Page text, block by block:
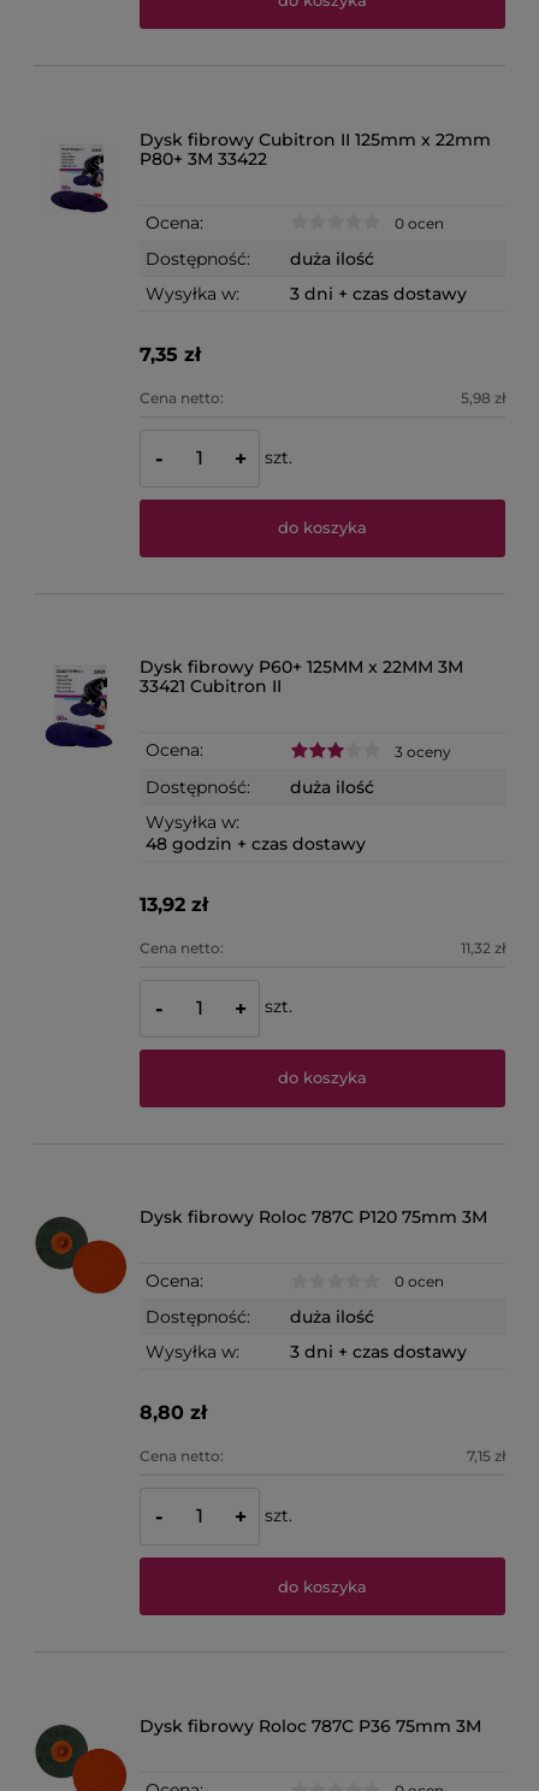
Dysk fibrowy Cubitron II 125mm x 22mm
P80+ 3M 33422
Ocena: 0 ocen
Dostępność:
duża ilość
Wysyłka w:
3 dni + czas dostawy
7,35 zł
Cena netto: 5,98 zł
- + szt.
do koszyka
Dysk fibrowy P60+ 125MM x 22MM 3M
33421 Cubitron II
Ocena: 3 oceny
Dostępność:
duża ilość
Wysyłka w:
48 godzin + czas dostawy
13,92 zł
Cena netto: 11,32 zł
- + szt.
do koszyka
Dysk fibrowy Roloc 787C P120 75mm 3M
Ocena: 0 ocen
Dostępność:
duża ilość
Wysyłka w:
3 dni + czas dostawy
8,80 zł
Cena netto: 7,15 zł
- + szt.
do koszyka
Dysk fibrowy Roloc 787C P36 75mm 3M